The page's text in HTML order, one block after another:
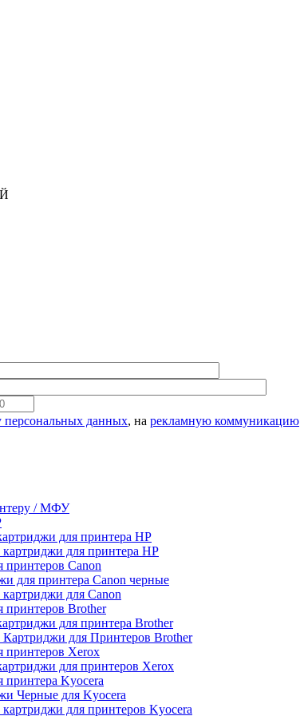
персональных данных, на рекламную коммуникацию
/ МФУ
для принтера HP
для принтера HP
принтеров Сanon
для принтера Сanon черные
для Сanon
принтеров Brother
для принтера Brother
для Принтеров Brother
принтеров Xerox
для принтеров Xerox
принтера Kyocera
Черные для Kyocera
для принтеров Kyocera